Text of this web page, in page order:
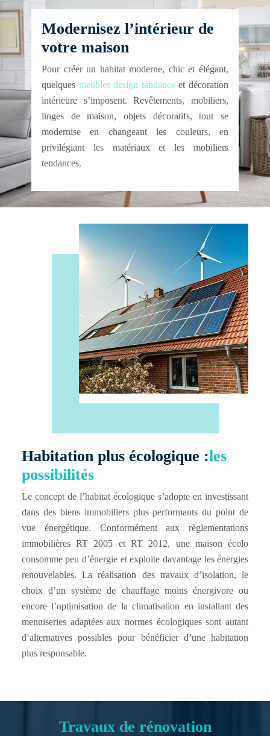
Modernisez l’intérieur de
votre maison
Pour créer un habitat moderne, chic et élégant,
quelques meubles design tendanceet décoration
intérieure s’imposent. Revêtements, mobiliers,
linges de maison, objets décoratifs, tout se
modernise en changeant les couleurs, en
privilégiant les matériaux et les mobiliers
tendances.
Habitation plus écologique :les
possibilités
Le concept de l’habitat écologique s’adopte en investissant
dans des biens immobiliers plus performants du point de
vue énergétique. Conformément aux règlementations
immobilières RT 2005 et RT 2012, une maison écolo
consomme peu d’énergie et exploite davantage les énergies
renouvelables. La réalisation des travaux d’isolation, le
choix d’un système de chauffage moins énergivore ou
encore l’optimisation de la climatisation en installant des
menuiseries adaptées aux normes écologiques sont autant
d’alternatives possibles pour bénéficier d’une habitation
plus responsable.
Travaux de rénovation